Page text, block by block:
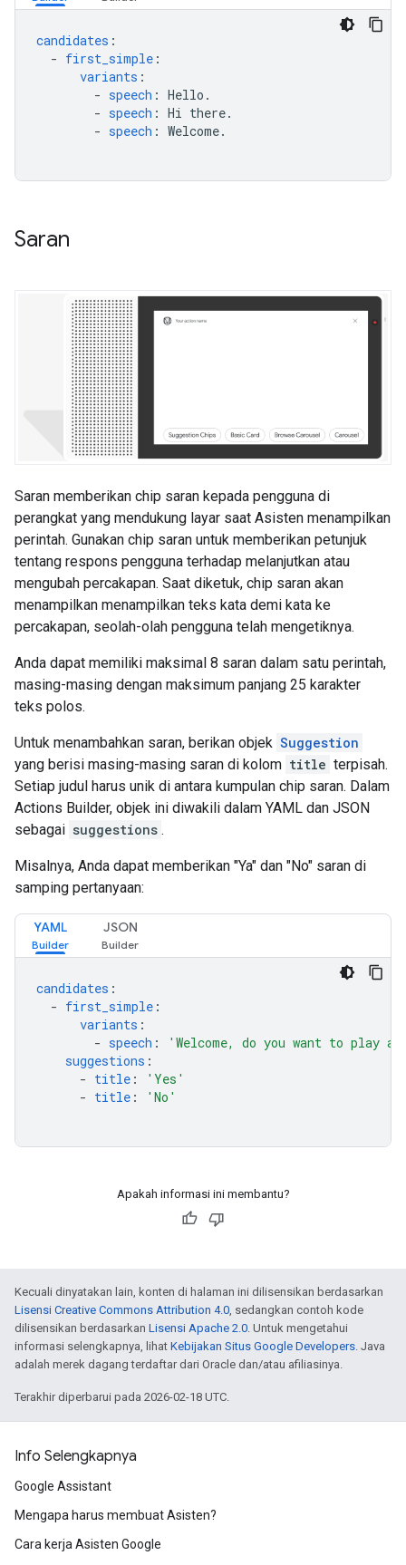
candidates :
- first_simple :
variants :
- speech : Hello.
- speech : Hi there.
- speech : Welcome.
Saran
Saran memberikan chip saran kepada pengguna di
perangkat yang mendukung layar saat Asisten menampilkan
perintah. Gunakan chip saran untuk memberikan petunjuk
tentang respons pengguna terhadap melanjutkan atau
mengubah percakapan. Saat diketuk, chip saran akan
menampilkan menampilkan teks kata demi kata ke
percakapan, seolah-olah pengguna telah mengetiknya.
Anda dapat memiliki maksimal 8 saran dalam satu perintah,
masing-masing dengan maksimum panjang 25 karakter
teks polos.
Untuk menambahkan saran, berikan objek Suggestion
yang berisi masing-masing saran di kolom title terpisah.
Setiap judul harus unik di antara kumpulan chip saran. Dalam
Actions Builder, objek ini diwakili dalam YAML dan JSON
sebagai suggestions .
Misalnya, Anda dapat memberikan "Ya" dan "No" saran di
samping pertanyaan:
YAML JSON
candidates :
- first_simple :
variants :
- speech : 'Welcome, do you want to play a
suggestions :
- title :
'Yes'
- title : 'No'
Apakah informasi ini membantu?
Kecuali dinyatakan lain, konten di halaman ini dilisensikan berdasarkan
Lisensi Creative Commons Attribution 4.0, sedangkan contoh kode
dilisensikan berdasarkan Lisensi Apache 2.0. Untuk mengetahui
informasi selengkapnya, lihat Kebijakan Situs Google Developers. Java
adalah merek dagang terdaftar dari Oracle dan/atau afiliasinya.
Terakhir diperbarui pada 2026-02-18 UTC.
Info Selengkapnya
Google Assistant
Mengapa harus membuat Asisten?
Cara kerja Asisten Google